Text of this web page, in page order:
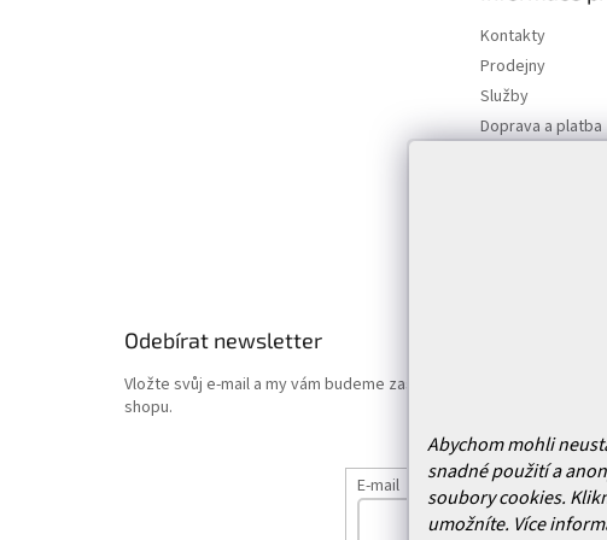
Abychom mohli
snadné použití a
soubory cookies.
umožníte. Více
Kontakty
Prodejny
Služby
Doprava a platba
Odebírat newsletter
Vložte svůj e-mail a my vám budeme zasílat informace o nových
shopu.
E-mail